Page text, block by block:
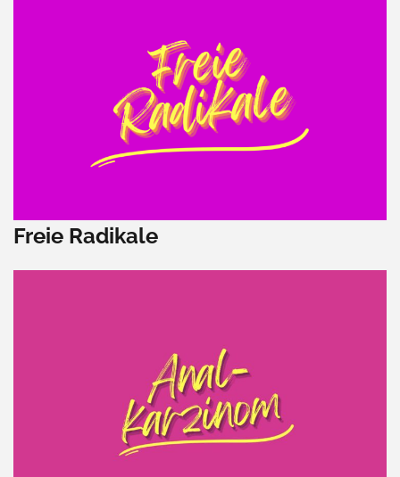
Freie Radikale